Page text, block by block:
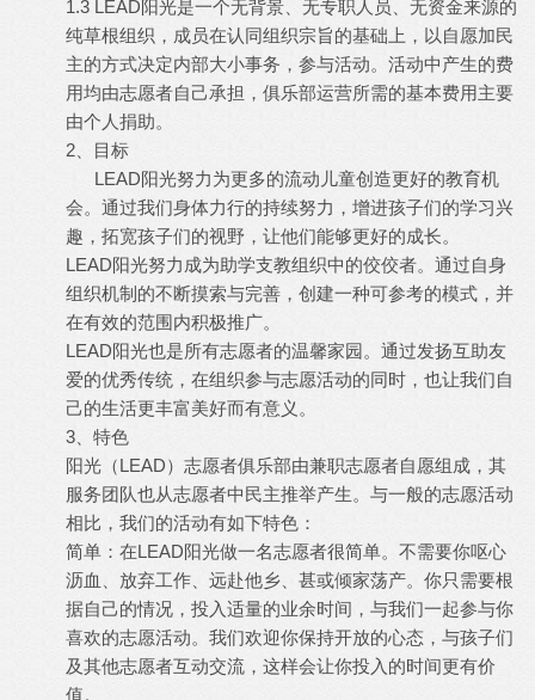
1.3 LEAD阳光是一个无背景、无专职人员、无资金来源的
纯草根组织，成员在认同组织宗旨的基础上，以自愿加民
主的方式决定内部大小事务，参与活动。活动中产生的费
用均由志愿者自己承担，俱乐部运营所需的基本费用主要
由个人捐助。
2、目标
LEAD阳光努力为更多的流动儿童创造更好的教育机
会。通过我们身体力行的持续努力，增进孩子们的学习兴
趣，拓宽孩子们的视野，让他们能够更好的成长。
LEAD阳光努力成为助学支教组织中的佼佼者。通过自身
组织机制的不断摸索与完善，创建一种可参考的模式，并
在有效的范围内积极推广。
LEAD阳光也是所有志愿者的温馨家园。通过发扬互助友
爱的优秀传统，在组织参与志愿活动的同时，也让我们自
己的生活更丰富美好而有意义。
3、特色
阳光（LEAD）志愿者俱乐部由兼职志愿者自愿组成，其
服务团队也从志愿者中民主推举产生。与一般的志愿活动
相比，我们的活动有如下特色：
简单：在LEAD阳光做一名志愿者很简单。不需要你呕心
沥血、放弃工作、远赴他乡、甚或倾家荡产。你只需要根
据自己的情况，投入适量的业余时间，与我们一起参与你
喜欢的志愿活动。我们欢迎你保持开放的心态，与孩子们
及其他志愿者互动交流，这样会让你投入的时间更有价
值。